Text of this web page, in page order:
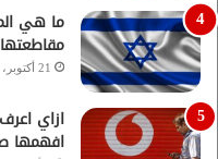
ما هي
مقاطعتها؟.. 65 منتج تقدر
21 أكتوبر، 2023
ازاي
افهمها